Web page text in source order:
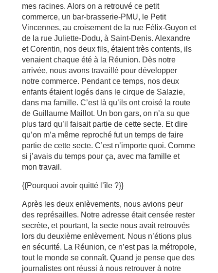
mes racines. Alors on a retrouvé ce petit
commerce, un bar-brasserie-PMU, le Petit
Vincennes, au croisement de la rue Félix-Guyon et
de la rue Juliette-Dodu, à Saint-Denis. Alexandre
et Corentin, nos deux fils, étaient très contents, ils
venaient chaque été à la Réunion. Dès notre
arrivée, nous avons travaillé pour développer
notre commerce. Pendant ce temps, nos deux
enfants étaient logés dans le cirque de Salazie,
dans ma famille. C’est là qu’ils ont croisé la route
de Guillaume Maillot. Un bon gars, on n’a su que
plus tard qu’il faisait partie de cette secte. Et dire
qu’on m’a même reproché fut un temps de faire
partie de cette secte. C’est n’importe quoi. Comme
si j’avais du temps pour ça, avec ma famille et
mon travail.
{{Pourquoi avoir quitté l’île ?}}
Après les deux enlèvements, nous avions peur
des représailles. Notre adresse était censée rester
secrète, et pourtant, la secte nous avait retrouvés
lors du deuxième enlèvement. Nous n’étions plus
en sécurité. La Réunion, ce n’est pas la métropole,
tout le monde se connaît. Quand je pense que des
journalistes ont réussi à nous retrouver à notre